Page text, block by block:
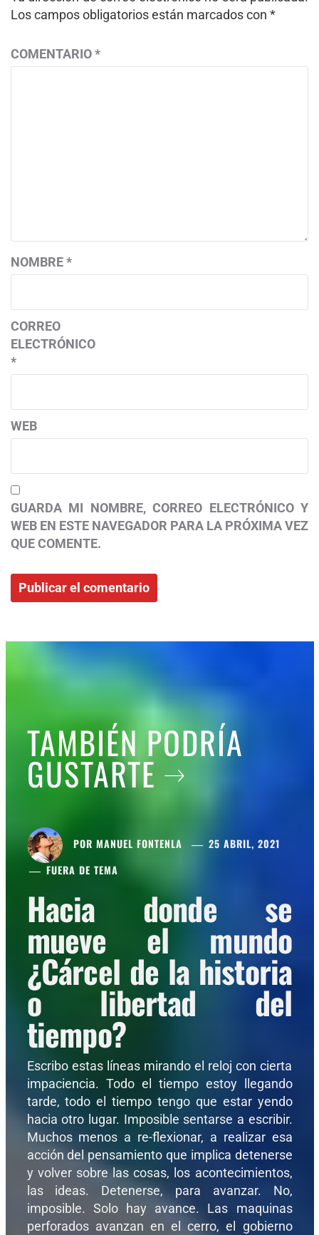
Los campos obligatorios están marcados con *
COMENTARIO*
NOMBRE*
CORREO
ELECTRÓNICO
*
WEB
GUARDA MI NOMBRE, CORREO ELECTRÓNICO Y
WEB EN ESTE NAVEGADOR PARA LA PRÓXIMA VEZ
QUE COMENTE.
TAMBIÉN PODRÍA
GUSTARTE
POR MANUEL FONTENLA
25 ABRIL, 2021
FUERA DE TEMA
Hacia donde se
mueve el mundo
¿Cárcel de la historia
o libertad del
tiempo?
Escribo estas líneas mirando el reloj con cierta
impaciencia. Todo el tiempo estoy llegando
tarde, todo el tiempo tengo que estar yendo
hacia otro lugar. Imposible sentarse a escribir.
Muchos menos a re-flexionar, a realizar esa
acción del pensamiento que implica detenerse
y volver sobre las cosas, los acontecimientos,
las ideas. Detenerse, para avanzar. No,
imposible. Solo hay avance. Las maquinas
perforados avanzan en el cerro, el gobierno